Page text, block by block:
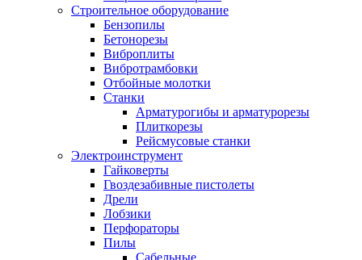
Строительное оборудование
Бензопилы
Бетонорезы
Виброплиты
Вибротрамбовки
Отбойные молотки
Станки
Арматурогибы и арматурорезы
Плиткорезы
Рейсмусовые станки
Электроинструмент
Гайковерты
Гвоздезабивные пистолеты
Дрели
Лобзики
Перфораторы
Пилы
Сабельные